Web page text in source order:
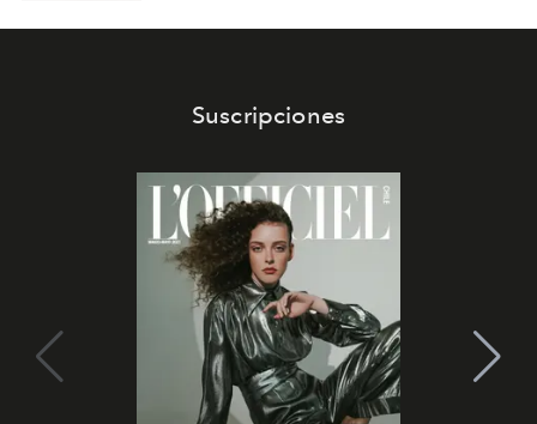
Suscripciones